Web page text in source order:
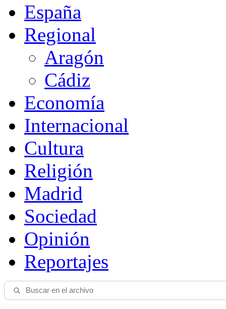
España
Regional
Aragón
Cádiz
Economía
Internacional
Cultura
Religión
Madrid
Sociedad
Opinión
Reportajes